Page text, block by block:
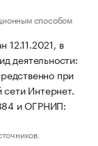
способом
в
деятельности:
при
Интернет.
и ОГРНИП: